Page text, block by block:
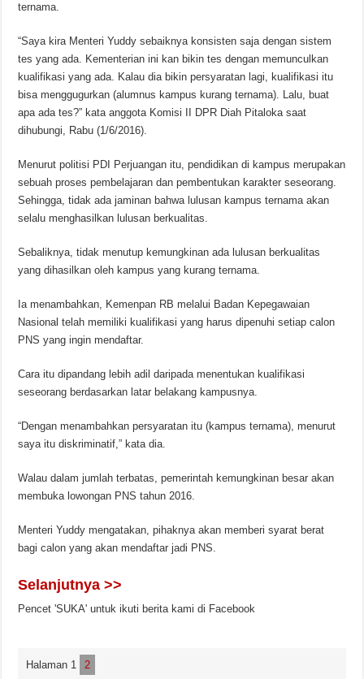
ternama.
“Saya kira Menteri Yuddy sebaiknya konsisten saja dengan sistem
tes yang ada. Kementerian ini kan bikin tes dengan memunculkan
kualifikasi yang ada. Kalau dia bikin persyaratan lagi, kualifikasi itu
bisa menggugurkan (alumnus kampus kurang ternama). Lalu, buat
apa ada tes?” kata anggota Komisi II DPR Diah Pitaloka saat
dihubungi, Rabu (1/6/2016).
Menurut politisi PDI Perjuangan itu, pendidikan di kampus merupakan
sebuah proses pembelajaran dan pembentukan karakter seseorang.
Sehingga, tidak ada jaminan bahwa lulusan kampus ternama akan
selalu menghasilkan lulusan berkualitas.
Sebaliknya, tidak menutup kemungkinan ada lulusan berkualitas
yang dihasilkan oleh kampus yang kurang ternama.
Ia menambahkan, Kemenpan RB melalui Badan Kepegawaian
Nasional telah memiliki kualifikasi yang harus dipenuhi setiap calon
PNS yang ingin mendaftar.
Cara itu dipandang lebih adil daripada menentukan kualifikasi
seseorang berdasarkan latar belakang kampusnya.
“Dengan menambahkan persyaratan itu (kampus ternama), menurut
saya itu diskriminatif,” kata dia.
Walau dalam jumlah terbatas, pemerintah kemungkinan besar akan
membuka lowongan PNS tahun 2016.
Menteri Yuddy mengatakan, pihaknya akan memberi syarat berat
bagi calon yang akan mendaftar jadi PNS.
Selanjutnya >>
Pencet 'SUKA' untuk ikuti berita kami di Facebook
Halaman 1 2